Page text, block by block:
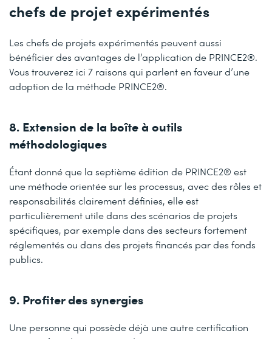
chefs de projet expérimentés
Les chefs de projets expérimentés peuvent aussi
bénéficier des avantages de l’application de PRINCE2®.
Vous trouverez ici 7 raisons qui parlent en faveur d’une
adoption de la méthode PRINCE2®.
8. Extension de la boîte à outils
méthodologiques
Étant donné que la septième édition de PRINCE2® est
une méthode orientée sur les processus, avec des rôles et
responsabilités clairement définies, elle est
particulièrement utile dans des scénarios de projets
spécifiques, par exemple dans des secteurs fortement
réglementés ou dans des projets financés par des fonds
publics.
9. Profiter des synergies
Une personne qui possède déjà une autre certification